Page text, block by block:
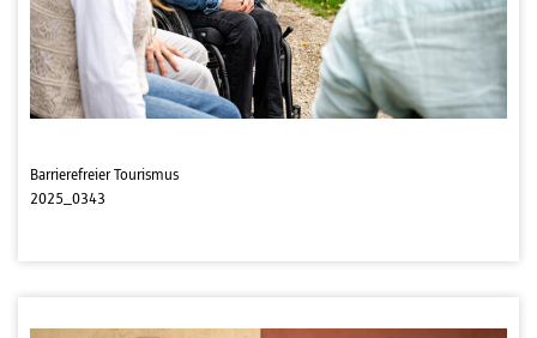
Barrierefreier Tourismus
2025_0343